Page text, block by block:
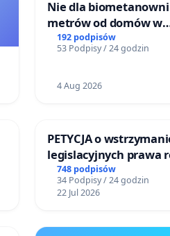
Nie dla biometanowni
metrów od domów w
Biernatkach, gm.
Wielkie
192 podpisów
53 Podpisy / 24 godzin
4 Aug 2026
PETYCJA o
legislacyjnych prawa
narażających ofiary
748 podpisów
34 Podpisy / 24 godzin
22 Jul 2026